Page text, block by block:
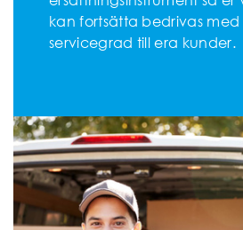
kan fortsätta bedrivas
servicegrad till era kunder.